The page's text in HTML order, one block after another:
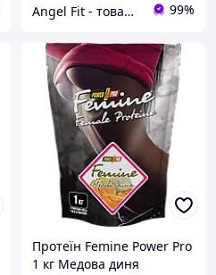
Angel Fit - товари для здоров'я, спорту та активного життя 99%
Протеїн Femine Power Pro
1 кг Медова диня